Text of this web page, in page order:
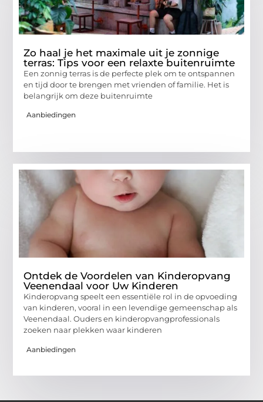
Zo haal je het maximale uit je zonnige
terras: Tips voor een relaxte buitenruimte
Een zonnig terras is de perfecte plek om te ontspannen
en tijd door te brengen met vrienden of familie. Het is
belangrijk om deze buitenruimte
Aanbiedingen
Ontdek de Voordelen van Kinderopvang
Veenendaal voor Uw Kinderen
Kinderopvang speelt een essentiële rol in de opvoeding
van kinderen, vooral in een levendige gemeenschap als
Veenendaal. Ouders en kinderopvangprofessionals
zoeken naar plekken waar kinderen
Aanbiedingen